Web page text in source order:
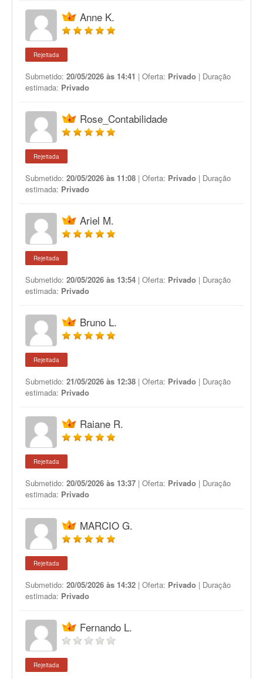
Anne K.
Rejeitada
Submetido: 20/05/2026 às 14:41 | Oferta: Privado | Duração
estimada: Privado
Rose_Contabilidade
Rejeitada
Submetido: 20/05/2026 às 11:08 | Oferta: Privado | Duração
estimada: Privado
Ariel M.
Rejeitada
Submetido: 20/05/2026 às 13:54 | Oferta: Privado | Duração
estimada: Privado
Bruno L.
Rejeitada
Submetido: 21/05/2026 às 12:38 | Oferta: Privado | Duração
estimada: Privado
Raiane R.
Rejeitada
Submetido: 20/05/2026 às 13:37 | Oferta: Privado | Duração
estimada: Privado
MARCIO G.
Rejeitada
Submetido: 20/05/2026 às 14:32 | Oferta: Privado | Duração
estimada: Privado
Fernando L.
Rejeitada